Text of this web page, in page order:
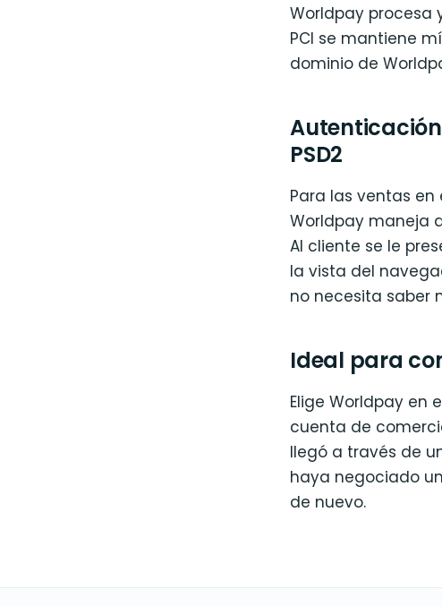
Worldpay procesa
PCI se mantiene
dominio de
PSD2
Para las ventas en
Worldpay maneja
Al cliente se le
la vista del
no necesita saber
Ideal para
Elige Worldpay en
cuenta de
llegó a través de
haya negociado
de nuevo.